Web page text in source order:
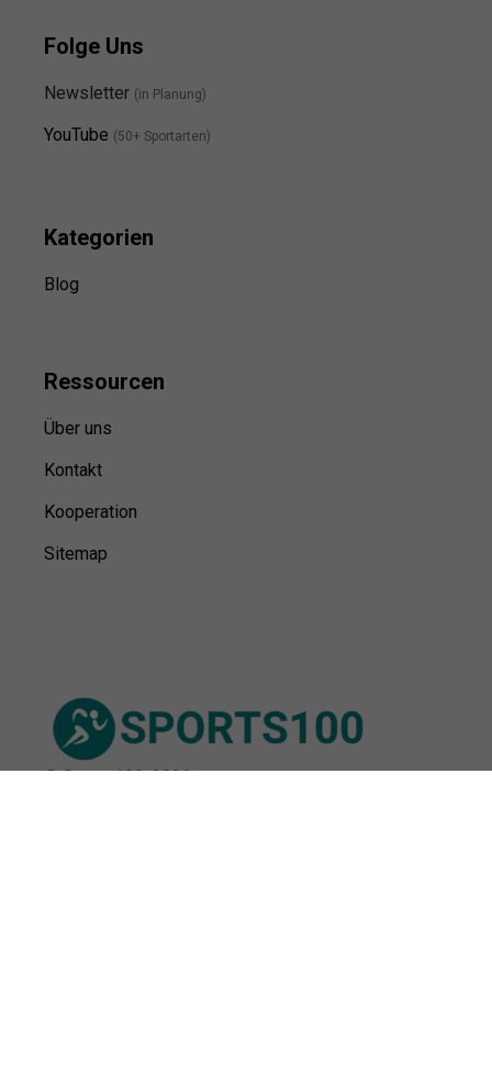
Folge Uns
Newsletter (in Planung)
YouTube (50+ Sportarten)
Kategorien
Blog
Ressourcen
Über uns
Kontakt
Kooperation
Sitemap
© Sports100,2026